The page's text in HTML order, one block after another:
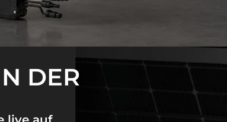
DER